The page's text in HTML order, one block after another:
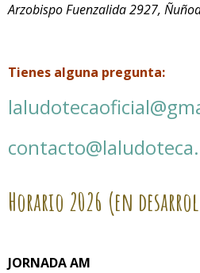
Arzobispo Fuenzalida 2927,
Tienes alguna pregunta:
Horario 2026 (en
JORNADA AM